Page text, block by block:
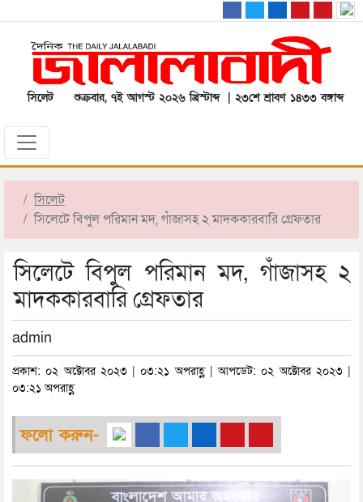
সিলেট শুক্রবার, ৭ই আগস্ট ২০২৬ খ্রিস্টাব্দ | ২৩শে শ্রাবণ ১৪৩৩ বঙ্গাব্দ
সিলেট
সিলেটে বিপুল পরিমান মদ, গাঁজাসহ ২ মাদককারবারি গ্রেফতার
সিলেটে বিপুল পরিমান মদ, গাঁজাসহ ২
মাদককারবারি গ্রেফতার
admin
প্রকাশ: ০২ অক্টোবর ২০২৩ | ০৩:২১ অপরাহ্ণ | আপডেট: ০২ অক্টোবর ২০২৩ |
০৩:২১ অপরাহ্ণ
ফলো করুন-